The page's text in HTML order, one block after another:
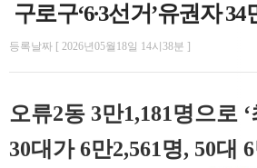
구로구‘6∙3선거’유권자 34
등록날짜 [ 2026년05월18일 14시38분 ]
오류2동 3만1,181명으로
30대가 6만2,561명, 50대